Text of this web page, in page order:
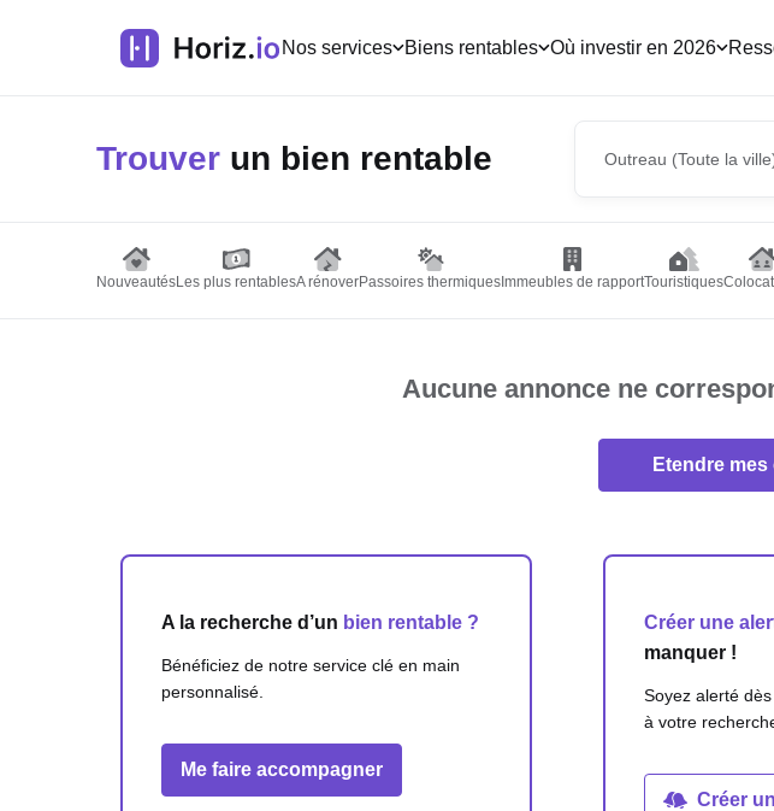
Nos services Biens rentables Où investir en 2026
Trouver un bien rentable Outreau (Toute la
NouveautésLes plus rentablesA rénoverPassoires thermiques Immeubles de rapportTouristiques
Aucune annonce ne
Etendre
A la recherche d’un bien rentable ?
Bénéficiez de notre service clé en main
personnalisé.
Me faire accompagner
Créer une
manquer !
Soyez alerté
à votre
Créer